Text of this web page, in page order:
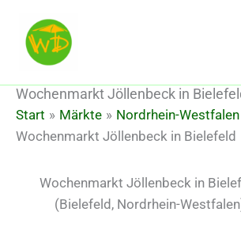
Inhalt
springen
Wochenmarkt Jöllenbeck in
Start Märkte
Nordrhein-Westfalen
Wochenmarkt Jöllenbeck in Bielefeld
Wochenmarkt Jöllenbeck in
(Bielefeld, Nordrhein-